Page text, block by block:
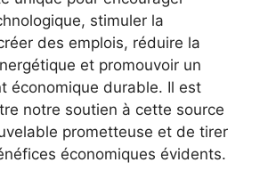
stimuler⁢ la
des emplois, réduire ‍la
et promouvoir un​
économique durable. Il est
notre soutien à cette source​
prometteuse et‍ de ‌tirer
économiques ‍évidents.